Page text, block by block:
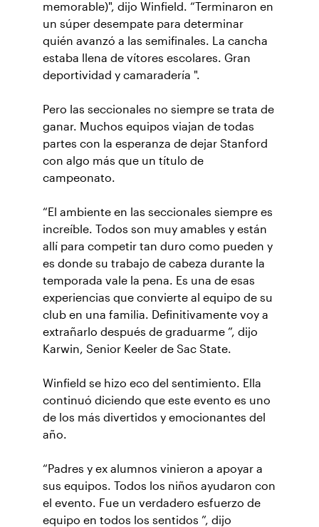
memorable)", dijo Winfield. “Terminaron en
un súper desempate para determinar
quién avanzó a las semifinales. La cancha
estaba llena de vítores escolares. Gran
deportividad y camaradería ".
Pero las seccionales no siempre se trata de
ganar. Muchos equipos viajan de todas
partes con la esperanza de dejar Stanford
con algo más que un título de
campeonato.
“El ambiente en las seccionales siempre es
increíble. Todos son muy amables y están
allí para competir tan duro como pueden y
es donde su trabajo de cabeza durante la
temporada vale la pena. Es una de esas
experiencias que convierte al equipo de su
club en una familia. Definitivamente voy a
extrañarlo después de graduarme ”, dijo
Karwin, Senior Keeler de Sac State.
Winfield se hizo eco del sentimiento. Ella
continuó diciendo que este evento es uno
de los más divertidos y emocionantes del
año.
“Padres y ex alumnos vinieron a apoyar a
sus equipos. Todos los niños ayudaron con
el evento. Fue un verdadero esfuerzo de
equipo en todos los sentidos ”, dijo